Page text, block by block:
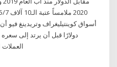
العملات